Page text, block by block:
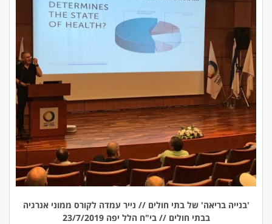
'בנייה בריאה' של בתי חולים // נייר עמדה לקורס ממוני אנרגיה
בבתי חולים // בי"ח הלל יפה 23/7/2019